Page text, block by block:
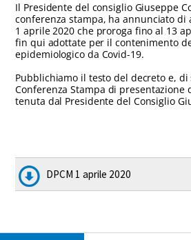
Il Presidente del consiglio Giuseppe
conferenza stampa, ha annunciato di
1 aprile 2020 che proroga fino al 13
fin qui adottate per il contenimento
epidemiologico da Covid-19.
Pubblichiamo il testo del decreto e,
Conferenza Stampa di presentazione
tenuta dal Presidente del Consiglio
DPCM 1 aprile 2020